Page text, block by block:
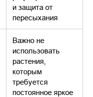
и защита от
пересыхания
Важно не
использовать
растения,
которым
требуется
постоянное яркое